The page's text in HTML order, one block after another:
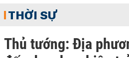
THỜI SỰ
Thủ tướng: Địa